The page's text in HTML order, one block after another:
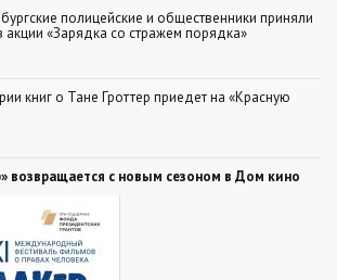
полицейские и общественники приняли
акции «Зарядка со стражем порядка»
книг о Тане Гроттер приедет на «Красную
возвращается с новым сезоном в Дом кино